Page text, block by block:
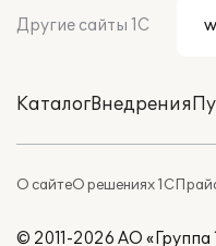
Другие сайты 1С
КаталогВнедрения
О сайтеО решениях 1С
© 2011-2026 АО